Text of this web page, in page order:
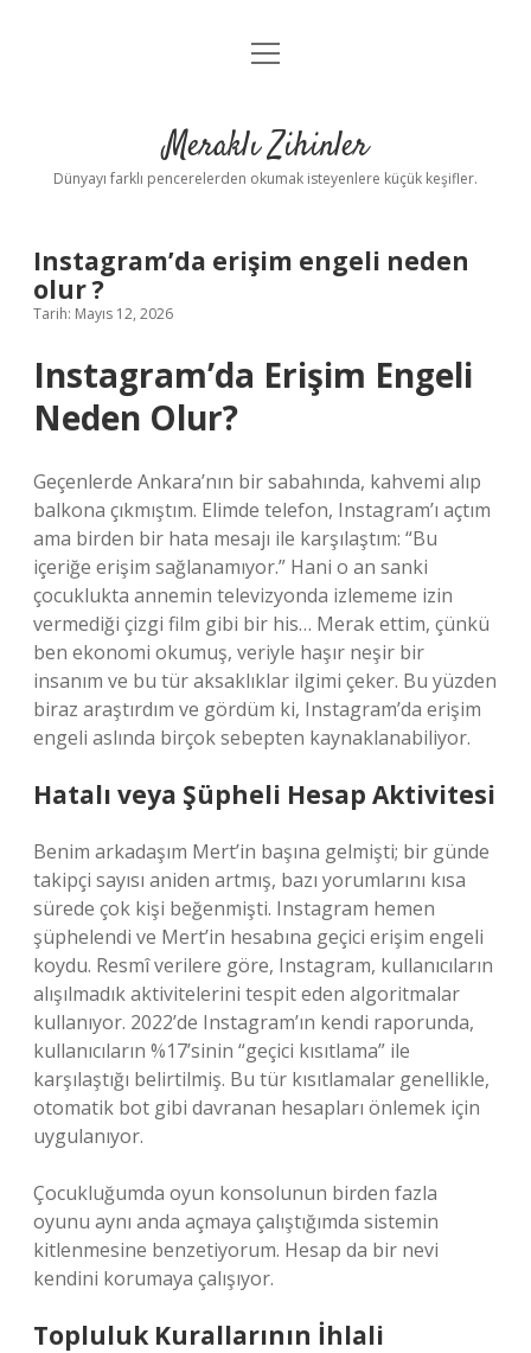
Anasayfa
Yasal Uyarı
menüyü
Meraklı Zihinler
Dünyayı farklı pencerelerden okumak isteyenlere küçük keşifler.
Instagram’da erişim engeli neden
olur ?
Tarih: Mayıs 12, 2026
Instagram’da Erişim Engeli
Neden Olur?
Geçenlerde Ankara’nın bir sabahında, kahvemi alıp
balkona çıkmıştım. Elimde telefon, Instagram’ı açtım
ama birden bir hata mesajı ile karşılaştım: “Bu
içeriğe erişim sağlanamıyor.” Hani o an sanki
çocuklukta annemin televizyonda izlememe izin
vermediği çizgi film gibi bir his… Merak ettim, çünkü
ben ekonomi okumuş, veriyle haşır neşir bir
insanım ve bu tür aksaklıklar ilgimi çeker. Bu yüzden
biraz araştırdım ve gördüm ki, Instagram’da erişim
engeli aslında birçok sebepten kaynaklanabiliyor.
Hatalı veya Şüpheli Hesap Aktivitesi
Benim arkadaşım Mert’in başına gelmişti; bir günde
takipçi sayısı aniden artmış, bazı yorumlarını kısa
sürede çok kişi beğenmişti. Instagram hemen
şüphelendi ve Mert’in hesabına geçici erişim engeli
koydu. Resmî verilere göre, Instagram, kullanıcıların
alışılmadık aktivitelerini tespit eden algoritmalar
kullanıyor. 2022’de Instagram’ın kendi raporunda,
kullanıcıların %17’sinin “geçici kısıtlama” ile
karşılaştığı belirtilmiş. Bu tür kısıtlamalar genellikle,
otomatik bot gibi davranan hesapları önlemek için
uygulanıyor.
Çocukluğumda oyun konsolunun birden fazla
oyunu aynı anda açmaya çalıştığımda sistemin
kitlenmesine benzetiyorum. Hesap da bir nevi
kendini korumaya çalışıyor.
Topluluk Kurallarının İhlali